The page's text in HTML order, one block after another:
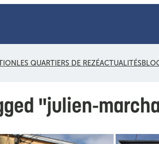
LES QUARTIERS DE REZÉACTUALITÉS
"julien-